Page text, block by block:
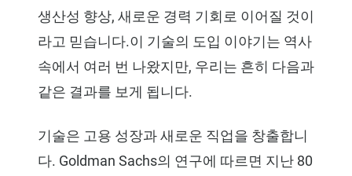
생산성 향상, 새로운 경력 기회로 이어질 것이
라고 믿습니다.이 기술의 도입 이야기는 역사
속에서 여러 번 나왔지만, 우리는 흔히 다음과
같은 결과를 보게 됩니다.
기술은 고용 성장과 새로운 직업을 창출합니
다. Goldman Sachs의 연구에 따르면 지난 80